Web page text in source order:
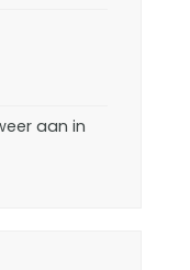
aan in